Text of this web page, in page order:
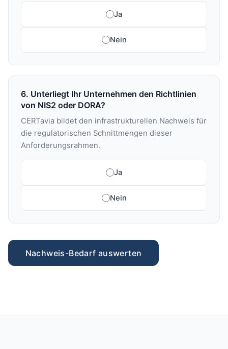
Ja
Nein
6. Unterliegt Ihr Unternehmen den Richtlinien
von NIS2 oder DORA?
CERTavia bildet den infrastrukturellen Nachweis für
die regulatorischen Schnittmengen dieser
Anforderungsrahmen.
Ja
Nein
Nachweis-Bedarf auswerten